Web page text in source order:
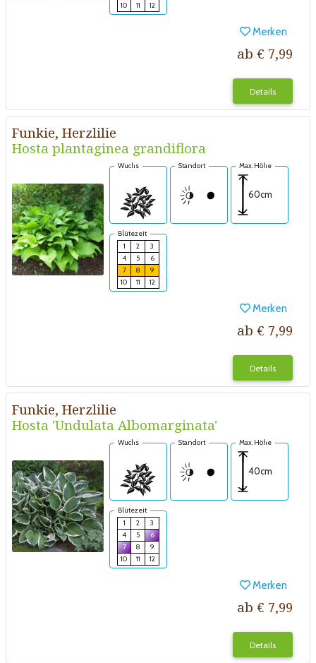
10
11 12
Merken
ab € 7,99
Details
Funkie, Herzlilie
Hosta plantaginea grandiflora
Wuchs Standort Max. Höhe
60cm
Blütezeit
1
2
3
4
5
6
7
8
9
10
11 12
Merken
ab € 7,99
Details
Funkie, Herzlilie
Hosta 'Undulata Albomarginata'
Wuchs Standort Max. Höhe
40cm
Blütezeit
1
2
3
4
5
6
7
8
9
10
11 12
Merken
ab € 7,99
Details